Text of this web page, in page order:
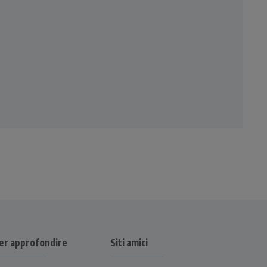
approfondire Siti amici